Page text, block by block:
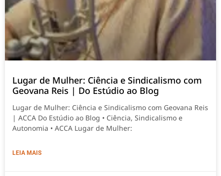
Lugar de Mulher: Ciência e Sindicalismo com
Geovana Reis | Do Estúdio ao Blog
Lugar de Mulher: Ciência e Sindicalismo com Geovana Reis
| ACCA Do Estúdio ao Blog • Ciência, Sindicalismo e
Autonomia • ACCA Lugar de Mulher:
LEIA MAIS